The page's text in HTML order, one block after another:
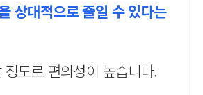
상대적으로 줄일 수 있다는
도로 편의성이 높습니다.